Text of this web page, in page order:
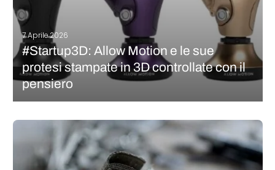
7 Aprile 2026
#Startup3D: Allow Motion e le sue
protesi stampate in 3D controllate con il
pensiero
produzione additiva offre opportunità uniche in termini di
personalizzazione, comfort e costi. Consente di progettare
componenti adattati alla morfologia di ciascun individuo, in
tempi rapidi e a prezzi…